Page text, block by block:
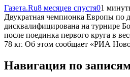
Газета.Ru8 месяцев спустя01
Двукратная чемпионка Европы по
дисквалифицирована на турнире
после поединка первого круга в
78 кг. Об этом сообщает «РИА
Навигация по